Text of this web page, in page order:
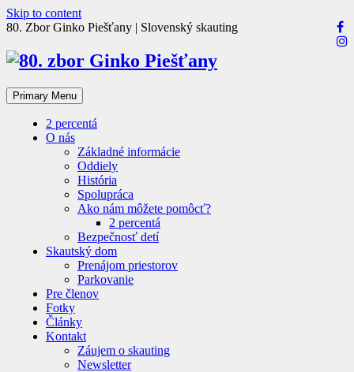
Skip to content
80. Zbor Ginko Piešťany | Slovenský skauting
Primary Menu
2 percentá
O nás
Základné informácie
Oddiely
História
Spolupráca
Ako nám môžete pomôcť?
2 percentá
Bezpečnosť detí
Skautský dom
Prenájom priestorov
Parkovanie
Pre členov
Fotky
Články
Kontakt
Záujem o skauting
Newsletter